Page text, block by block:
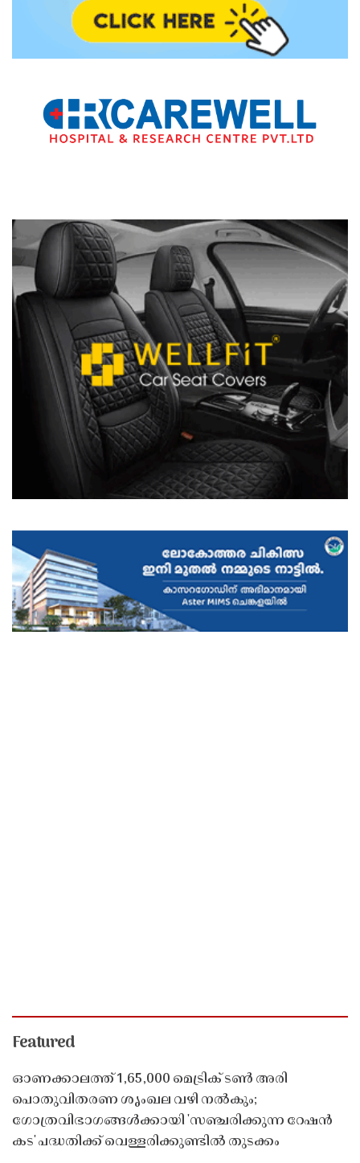
Featured
ഓണക്കാലത്ത് 1,65,000 മെട്രിക് ടൺ അരി
പൊതുവിതരണ ശൃംഖല വഴി നൽകും;
ഗോത്രവിഭാഗങ്ങൾക്കായി 'സഞ്ചരിക്കുന്ന റേഷൻ
കട' പദ്ധതിക്ക് വെള്ളരിക്കുണ്ടിൽ തുടക്കം